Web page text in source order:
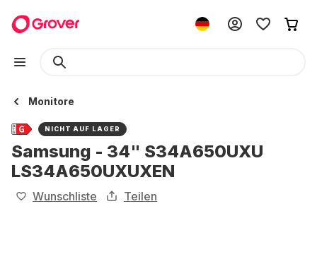
Monitore
NICHT AUF LAGER
Samsung - 34" S34A650UXU
LS34A650UXUXEN
Wunschliste Teilen